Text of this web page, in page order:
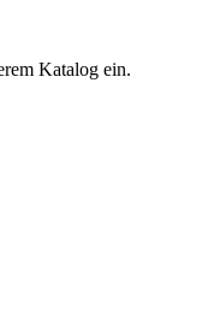
Katalog ein.